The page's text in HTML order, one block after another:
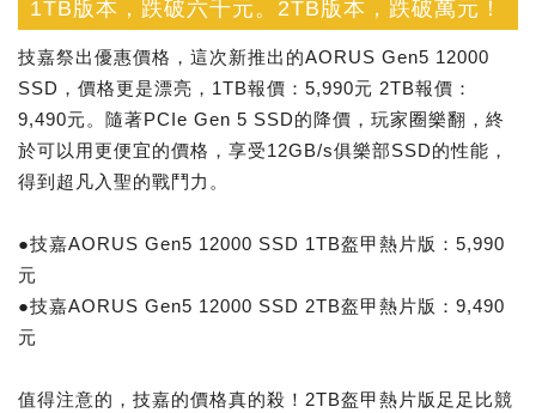
1TB版本，跌破六千元。2TB版本，跌破萬元！
技嘉祭出優惠價格，這次新推出的AORUS Gen5 12000
SSD，價格更是漂亮，1TB報價：5,990元 2TB報價：
9,490元。隨著PCIe Gen 5 SSD的降價，玩家圈樂翻，終
於可以用更便宜的價格，享受12GB/s俱樂部SSD的性能，
得到超凡入聖的戰鬥力。
●技嘉AORUS Gen5 12000 SSD 1TB盔甲熱片版：5,990
元
●技嘉AORUS Gen5 12000 SSD 2TB盔甲熱片版：9,490
元
值得注意的，技嘉的價格真的殺！2TB盔甲熱片版足足比競